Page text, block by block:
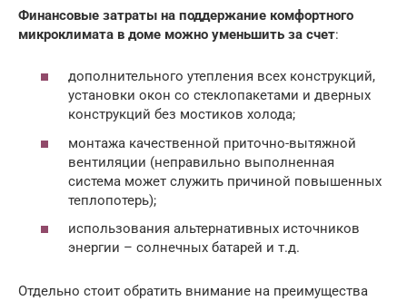
Финансовые затраты на поддержание комфортного
микроклимата в доме можно уменьшить за счет:
дополнительного утепления всех конструкций,
установки окон со стеклопакетами и дверных
конструкций без мостиков холода;
монтажа качественной приточно-вытяжной
вентиляции (неправильно выполненная
система может служить причиной повышенных
теплопотерь);
использования альтернативных источников
энергии – солнечных батарей и т.д.
Отдельно стоит обратить внимание на преимущества